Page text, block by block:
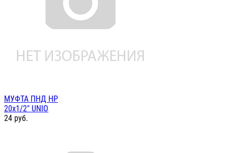
МУФТА ПНД НР
20х1/2" UNIO
24 руб.